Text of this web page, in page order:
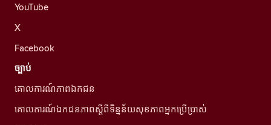
YouTube
X
Facebook
ច្បាប់
គោលការណ៍ភាពឯកជន
គោលការណ៍ឯកជនភាពស្ដីពីទិន្នន័យសុខភាពអ្នកប្រើប្រាស់